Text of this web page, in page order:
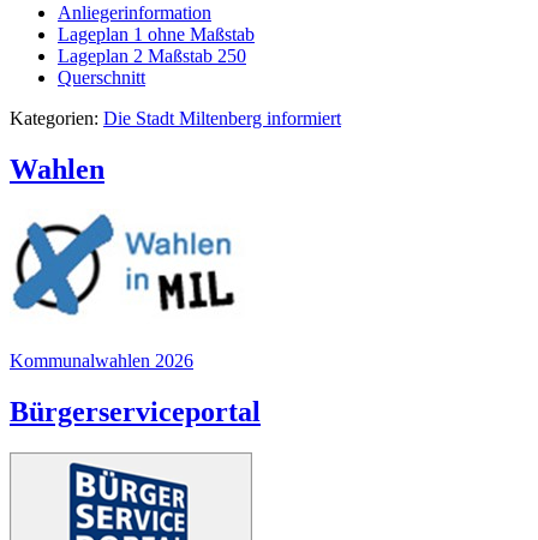
Anliegerinformation
Lageplan 1 ohne Maßstab
Lageplan 2 Maßstab 250
Querschnitt
Kategorien: Die Stadt Miltenberg informiert
Wahlen
Kommunalwahlen 2026
Bürgerserviceportal